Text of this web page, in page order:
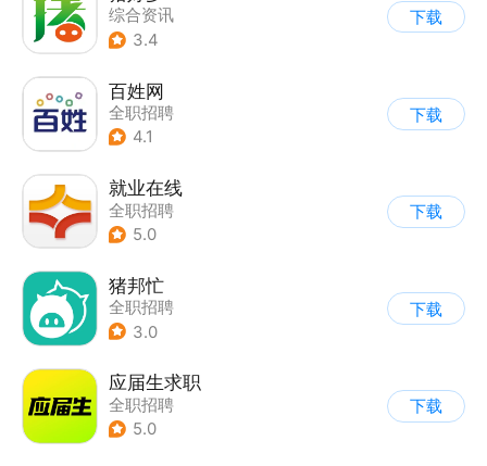
综合资讯
3.4
下载
百姓网
全职招聘
4.1
下载
就业在线
全职招聘
5.0
下载
猪邦忙
全职招聘
3.0
下载
应届生求职
全职招聘
5.0
下载